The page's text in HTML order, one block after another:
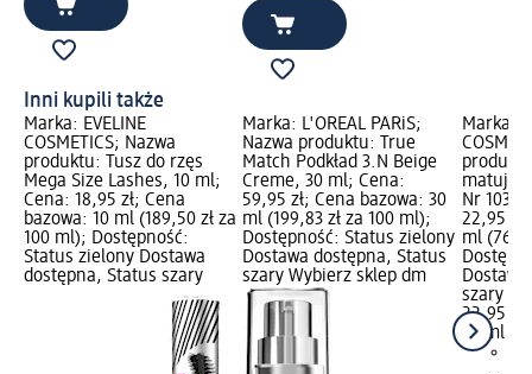
Inni kupili także
Marka: EVELINE
COSMETICS; Nazwa
produktu: Tusz do rzęs
Mega Size Lashes, 10 ml;
Cena: 18,95 zł; Cena
bazowa: 10 ml (189,50 zł za
100 ml); Dostępność:
Status zielony Dostawa
dostępna, Status szary
Marka: L'ORÉAL PARiS;
Nazwa produktu: True
Match Podkład 3.N Beige
Creme, 30 ml; Cena:
59,95 zł; Cena bazowa: 30
ml (199,83 zł za 100 ml);
Dostępność: Status zielony
Dostawa dostępna, Status
szary Wybierz sklep dm
Marka:
Nr 103,
22,95
ml
szary
22,95 zł
30 ml